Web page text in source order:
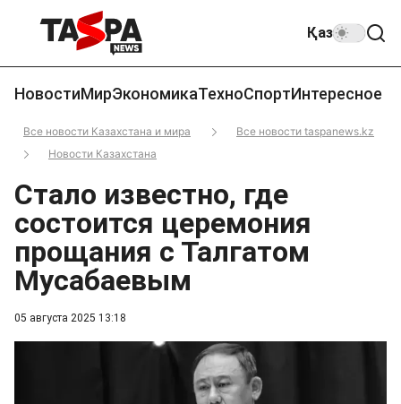
Қаз
НовостиМирЭкономикаТехноСпортИнтересное
Все новости Казахстана и мира
Все новости taspanews.kz
Новости Казахстана
05 августа 2025 13:18
Стало известно, где
состоится церемония
прощания с Талгатом
Мусабаевым